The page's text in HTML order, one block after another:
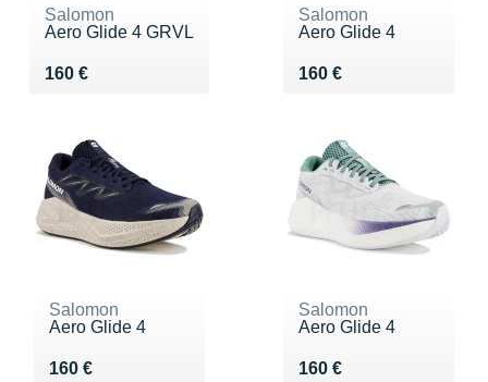
Salomon
Aero Glide 4 GRVL
160 €
Vendu 160 €
Salomon
Aero Glide 4
160 €
Vendu 160 €
Salomon
Aero Glide 4
160 €
Vendu 160 €
Salomon
Aero Glide 4
160 €
Vendu 160 €